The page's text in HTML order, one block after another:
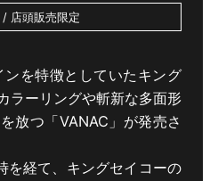
店頭販売限定
を特徴としていたキング
ラーリングや斬新な多面形
放つ「VANAC」が発売さ
経て、キングセイコーの